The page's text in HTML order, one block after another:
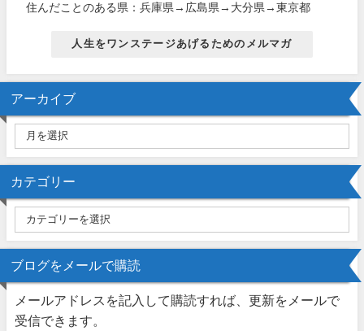
住んだことのある県：兵庫県→広島県→大分県→東京都
人生をワンステージあげるためのメルマガ
アーカイブ
カテゴリー
ブログをメールで購読
メールアドレスを記入して購読すれば、更新をメールで
受信できます。